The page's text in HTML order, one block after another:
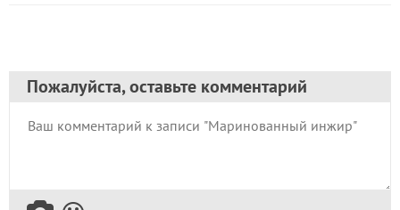
Пожалуйста, оставьте комментарий